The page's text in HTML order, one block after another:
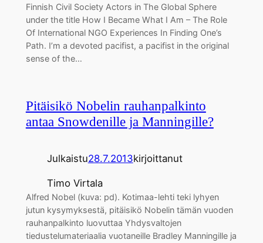
Finnish Civil Society Actors in The Global Sphere
under the title How I Became What I Am – The Role
Of International NGO Experiences In Finding One’s
Path. I’m a devoted pacifist, a pacifist in the original
sense of the…
Pitäisikö Nobelin rauhanpalkinto
antaa Snowdenille ja Manningille?
Julkaistu28.7.2013kirjoittanut
Timo Virtala
Alfred Nobel (kuva: pd). Kotimaa-lehti teki lyhyen
jutun kysymyksestä, pitäisikö Nobelin tämän vuoden
rauhanpalkinto luovuttaa Yhdysvaltojen
tiedustelumateriaalia vuotaneille Bradley Manningille ja